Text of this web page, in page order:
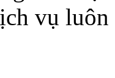
vụ luôn